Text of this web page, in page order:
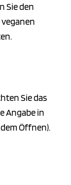
Sie den
Sie das
Angabe in
Öffnen).